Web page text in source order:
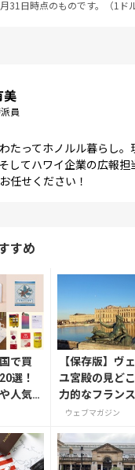
31日時点のものです。（1ド
美
員
たってホノルル暮らし。
してハワイ企業の広報担
任せください！
すめ
で買
選！
人気
【保存版】ヴ
ユ宮殿の見ど
力的なフラン
殿/庭園にせまる
ウェブマガジン